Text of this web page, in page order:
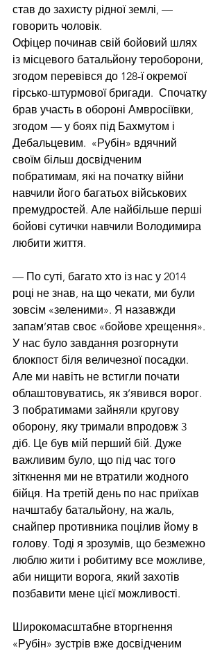
став до захисту рідної землі, —
говорить чоловік.
Офіцер починав свій бойовий шлях
із місцевого батальйону тероборони,
згодом перевівся до 128-ї окремої
гірсько-штурмової бригади.  Спочатку
брав участь в обороні Амвросіївки,
згодом — у боях під Бахмутом і
Дебальцевим.  «Рубін» вдячний
своїм більш досвідченим
побратимам, які на початку війни
навчили його багатьох військових
премудростей. Але найбільше перші
бойові сутички навчили Володимира
любити життя.
— По суті, багато хто із нас у 2014
році не знав, на що чекати, ми були
зовсім «зеленими». Я назавжди
запам’ятав своє «бойове хрещення».
У нас було завдання розгорнути
блокпост біля величезної посадки.
Але ми навіть не встигли почати
облаштовуватись, як з’явився ворог.
З побратимами зайняли кругову
оборону, яку тримали впродовж 3
діб. Це був мій перший бій. Дуже
важливим було, що під час того
зіткнення ми не втратили жодного
бійця. На третій день по нас приїхав
начштабу батальйону, на жаль,
снайпер противника поцілив йому в
голову. Тоді я зрозумів, що безмежно
люблю жити і робитиму все можливе,
аби нищити ворога, який захотів
позбавити мене цієї можливості.
Широкомасштабне вторгнення
«Рубін» зустрів вже досвідченим